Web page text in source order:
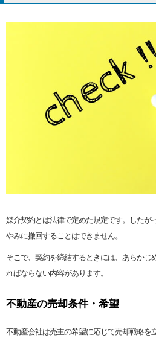
媒介契約とは法律で定めた規定です。したが
やみに撤回することはできません。
そこで、契約を締結するときには、あらかじ
ればならない内容があります。
不動産の売却条件・希望
不動産会社は売主の希望に応じて売却戦略を